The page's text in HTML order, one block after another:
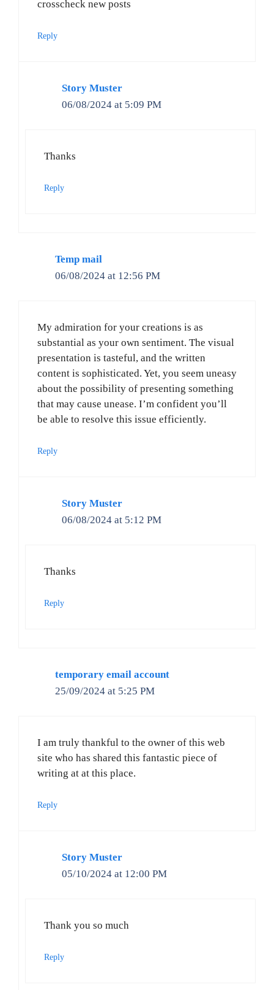
crosscheck new posts
Reply
Story Muster
06/08/2024 at 5:09 PM
Thanks
Reply
Temp mail
06/08/2024 at 12:56 PM
My admiration for your creations is as
substantial as your own sentiment. The visual
presentation is tasteful, and the written
content is sophisticated. Yet, you seem uneasy
about the possibility of presenting something
that may cause unease. I’m confident you’ll
be able to resolve this issue efficiently.
Reply
Story Muster
06/08/2024 at 5:12 PM
Thanks
Reply
temporary email account
25/09/2024 at 5:25 PM
I am truly thankful to the owner of this web
site who has shared this fantastic piece of
writing at at this place.
Reply
Story Muster
05/10/2024 at 12:00 PM
Thank you so much
Reply